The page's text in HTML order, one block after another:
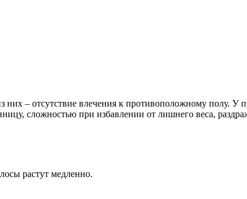
– отсутствие влечения к противоположному полу. У
сложностью при избавлении от лишнего веса,
растут медленно.